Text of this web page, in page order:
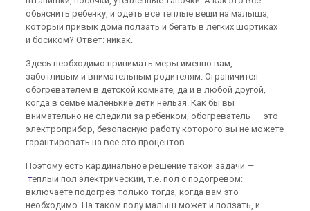
объяснить ребенку, и одеть все теплые вещи на малыша,
который привык дома ползать и бегать в легких шортиках
и босиком? Ответ: никак.
Здесь необходимо принимать меры именно вам,
заботливым и внимательным родителям. Ограничится
обогревателем в детской комнате, да и в любой другой,
когда в семье маленькие дети нельзя. Как бы вы
внимательно не следили за ребенком, обогреватель — это
электроприбор, безопасную работу которого вы не можете
гарантировать на все сто процентов.
Поэтому есть кардинальное решение такой задачи —
теплый пол электрический, т.е. пол с подогревом:
включаете подогрев только тогда, когда вам это
необходимо. На таком полу малыш может и ползать, и